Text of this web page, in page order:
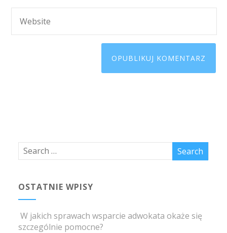
OSTATNIE WPISY
W jakich sprawach wsparcie adwokata okaże się
szczególnie pomocne?